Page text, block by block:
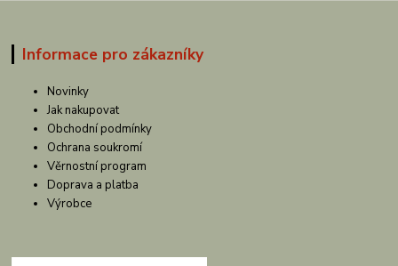
Informace pro zákazníky
Novinky
Jak nakupovat
Obchodní podmínky
Ochrana soukromí
Věrnostní program
Doprava a platba
Výrobce